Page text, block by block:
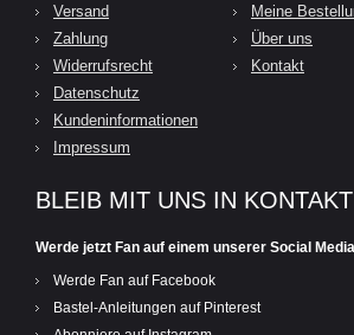
Versand
Zahlung
Widerrufsrecht
Datenschutz
Kundeninformationen
Impressum
Meine
Über uns
Kontakt
BLEIB MIT UNS IN KONTAKT
Werde jetzt Fan auf einem unserer Social
Werde Fan auf Facebook
Bastel-Anleitungen auf Pinterest